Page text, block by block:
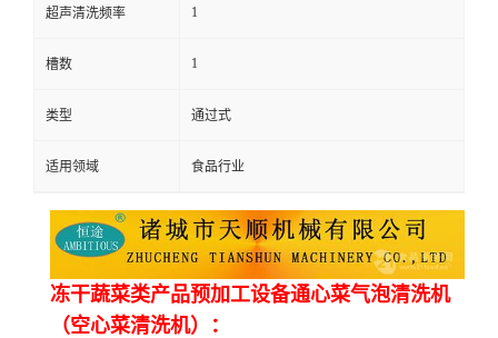
超声清洗频率 1
槽数 1
类型 通过式
适用领域 食品行业
冻干蔬菜类产品预加工设备通心菜气泡清洗机
（空心菜清洗机）：